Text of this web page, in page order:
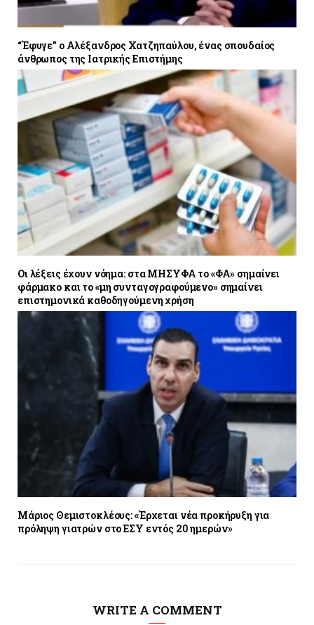
“Έφυγε” ο Αλέξανδρος Χατζηπαύλου, ένας σπουδαίος
άνθρωπος της Ιατρικής Επιστήμης
Οι λέξεις έχουν νόημα: στα ΜΗΣΥΦΑ το «ΦΑ» σημαίνει
φάρμακο και το «μη συνταγογραφούμενο» σημαίνει
επιστημονικά καθοδηγούμενη χρήση
Μάριος Θεμιστοκλέους: «Έρχεται νέα προκήρυξη για
πρόληψη γιατρών στο ΕΣΥ εντός 20 ημερών»
WRITE A COMMENT